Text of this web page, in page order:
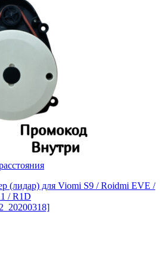
(лидар) для Viomi S9 / Roidmi EVE /
/ R1D